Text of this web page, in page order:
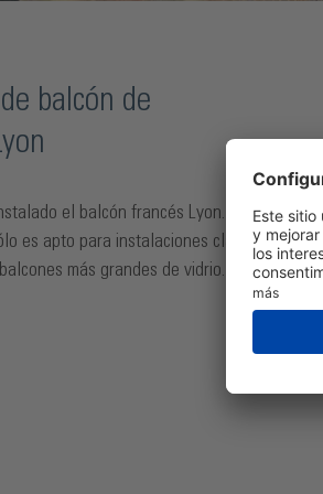
balcón de
el balcón francés Lyon. Con vanos
es apto para instalaciones clásicas, sino
más grandes de vidrio. Por